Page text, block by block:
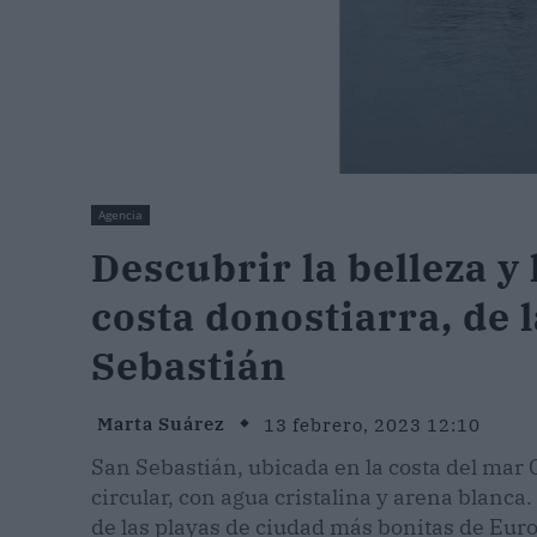
Agencia
Descubrir la belleza
costa donostiarra, de
Sebastián
Marta Suárez 13 febrero, 2023 12:10
San Sebastián, ubicada en la costa del
circular, con agua cristalina y arena
de las playas de ciudad más bonitas de